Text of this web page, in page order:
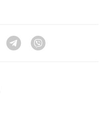
Twitter Telegram